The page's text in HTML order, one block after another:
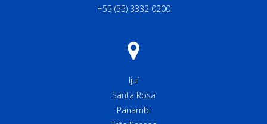
+55 (55) 3332 0200
Ijuí
Santa Rosa
Panambi